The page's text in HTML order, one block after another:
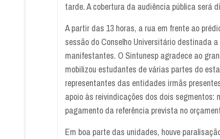
tarde. A cobertura da audiência pública será
A partir das 13 horas, a rua em frente ao
sessão do Conselho Universitário destinada
manifestantes. O Sintunesp agradece ao
mobilizou estudantes de várias partes do
representantes das entidades irmãs
apoio às reivindicações dos dois
pagamento da referência prevista no
Em boa parte das unidades, houve